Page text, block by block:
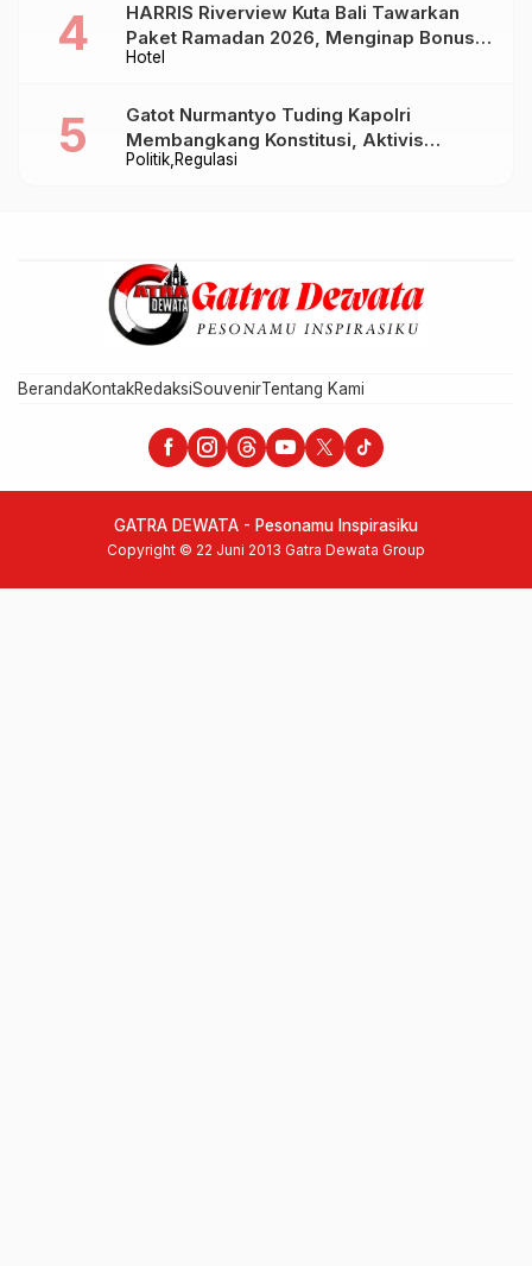
Hotel
HARRIS Riverview Kuta Bali Tawarkan
Paket Ramadan 2026, Menginap Bonus
Takjil hingga Bukber Mulai Rp88.888
Politik Regulasi
Gatot Nurmantyo Tuding Kapolri
Membangkang Konstitusi, Aktivis
Tegaskan Polri Tak Punya Sejarah
BerandaKontakRedaksiSouvenirTentang Kami
GATRA DEWATA - Pesonamu Inspirasiku
Copyright © 22 Juni 2013 Gatra Dewata Group